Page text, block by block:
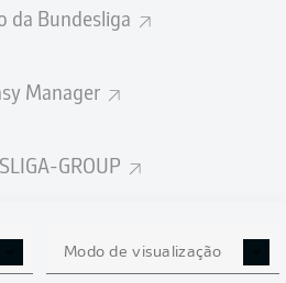
da Bundesliga
Manager
GROUP
Modo de visualização
502 415
Precisão 79 %